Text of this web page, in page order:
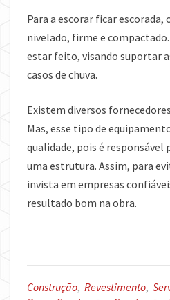
Para a escorar ficar escorada,
nivelado, firme e
estar feito, visando suportar
casos de chuva.
Existem diversos
Mas, esse tipo de
qualidade, pois é responsável
uma estrutura. Assim, para
invista em empresas
resultado bom na obra.
Construção, Revestimento,